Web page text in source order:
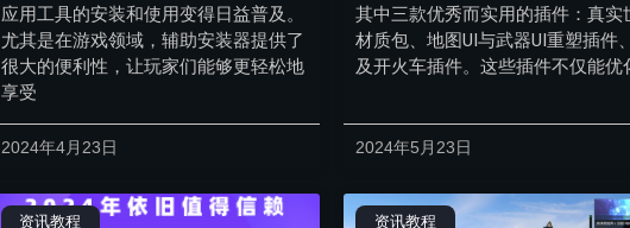
应用工具的安装和使用变得日益普及。
尤其是在游戏领域，辅助安装器提供了
很大的便利性，让玩家们能够更轻松地
享受
2024年4月23日
其中三款优秀而实用的插件：真实
材质包、地图UI与武器UI重塑插件
及开火车插件。这些插件不仅能优
2024年5月23日
资讯教程 资讯教程